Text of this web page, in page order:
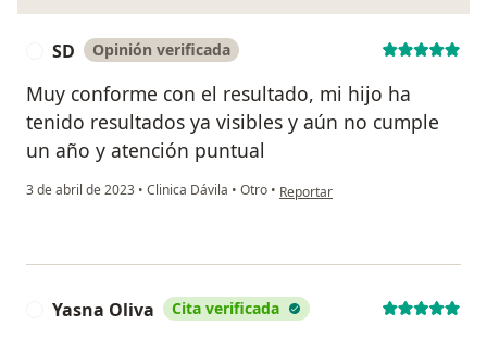
SD Opinión verificada
Muy conforme con el resultado, mi hijo ha
tenido resultados ya visibles y aún no cumple
un año y atención puntual
3 de abril de 2023 • Clinica Dávila • Otro • en opinión del usuario SD
Reportar
Yasna Oliva Cita verificada